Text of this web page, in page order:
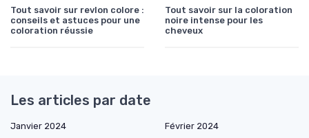
Tout savoir sur revlon colore :
conseils et astuces pour une
coloration réussie
Tout savoir sur la coloration
noire intense pour les
cheveux
Les articles par date
Janvier 2024
Février 2024